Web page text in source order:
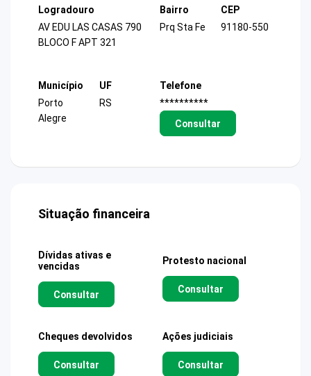
Logradouro
AV EDU LAS CASAS 790
BLOCO F APT 321
Bairro
Prq Sta Fe
CEP
91180-550
Município
Porto
Alegre
UF
RS
Telefone
**********
Consultar
Situação financeira
Dívidas ativas e
vencidas
Consultar
Protesto nacional
Consultar
Cheques devolvidos
Consultar
Ações judiciais
Consultar